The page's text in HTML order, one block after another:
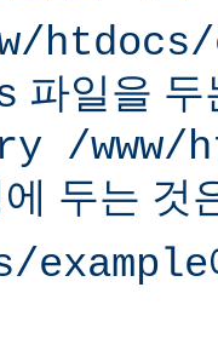
파일을
/www/
두는 것
example